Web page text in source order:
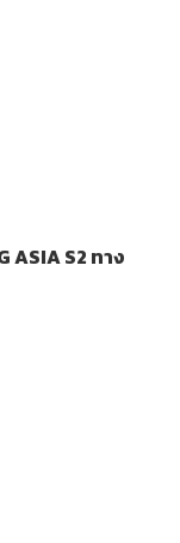
ASIA S2 ทาง